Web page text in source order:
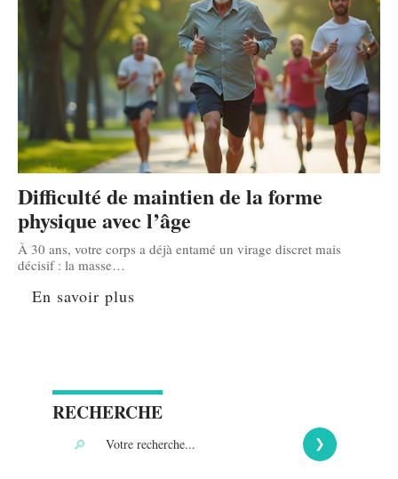
Difficulté de maintien de la forme
physique avec l’âge
À 30 ans, votre corps a déjà entamé un virage discret mais
décisif : la masse…
En savoir plus
RECHERCHE